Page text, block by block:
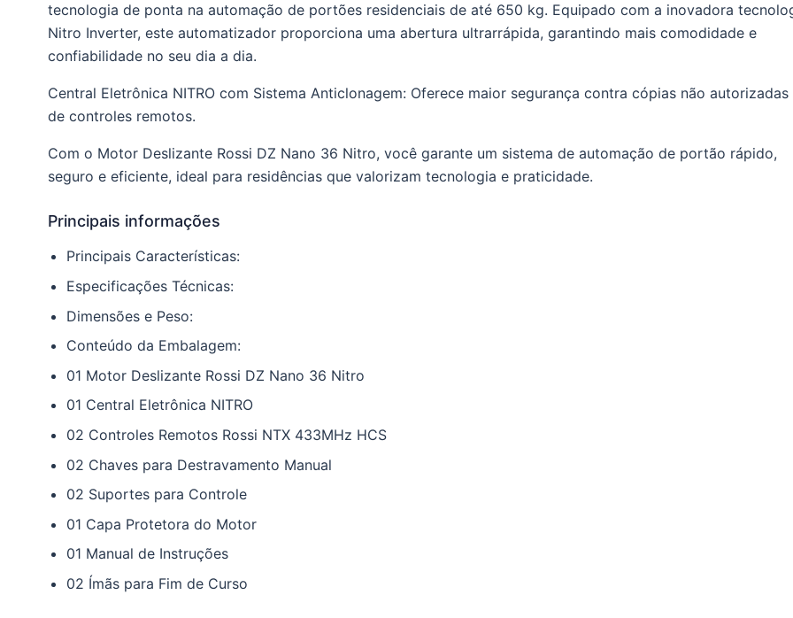
tecnologia de ponta na automação de portões residenciais de até 650 kg. Equipado com a inovadora
Nitro Inverter, este automatizador proporciona uma abertura ultrarrápida, garantindo mais comodidade e
confiabilidade no seu dia a dia.
Central Eletrônica NITRO com Sistema Anticlonagem: Oferece maior segurança contra cópias não autorizadas
de controles remotos.
Com o Motor Deslizante Rossi DZ Nano 36 Nitro, você garante um sistema de automação de portão rápido,
seguro e eficiente, ideal para residências que valorizam tecnologia e praticidade.
Principais informações
Principais Características:
Especificações Técnicas:
Dimensões e Peso:
Conteúdo da Embalagem:
01 Motor Deslizante Rossi DZ Nano 36 Nitro
01 Central Eletrônica NITRO
02 Controles Remotos Rossi NTX 433MHz HCS
02 Chaves para Destravamento Manual
02 Suportes para Controle
01 Capa Protetora do Motor
01 Manual de Instruções
02 Ímãs para Fim de Curso